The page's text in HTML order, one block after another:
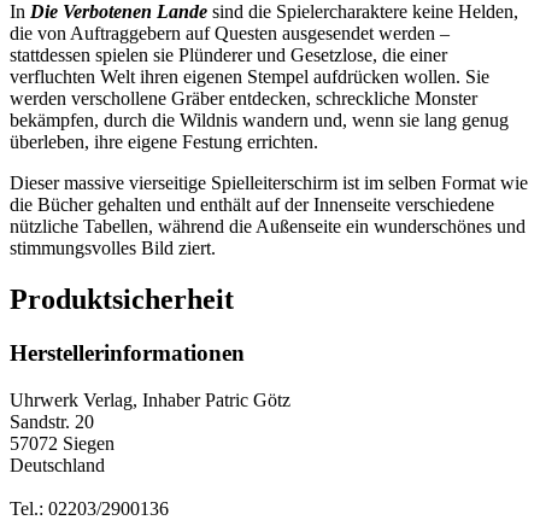
In Die Verbotenen Lande sind die Spielercharaktere keine Helden,
die von Auftraggebern auf Questen ausgesendet werden –
stattdessen spielen sie Plünderer und Gesetzlose, die einer
verfluchten Welt ihren eigenen Stempel aufdrücken wollen. Sie
werden verschollene Gräber entdecken, schreckliche Monster
bekämpfen, durch die Wildnis wandern und, wenn sie lang genug
überleben, ihre eigene Festung errichten.
Dieser massive vierseitige Spielleiterschirm ist im selben Format wie
die Bücher gehalten und enthält auf der Innenseite verschiedene
nützliche Tabellen, während die Außenseite ein wunderschönes und
stimmungsvolles Bild ziert.
Produktsicherheit
Herstellerinformationen
Uhrwerk Verlag, Inhaber Patric Götz
Sandstr. 20
57072 Siegen
Deutschland
Tel.: 02203/2900136